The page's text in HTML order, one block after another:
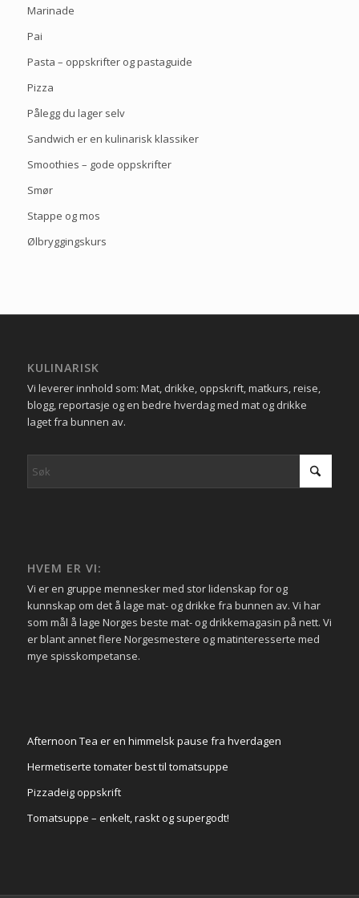
Marinade
Pai
Pasta – oppskrifter og pastaguide
Pizza
Pålegg du lager selv
Sandwich er en kulinarisk klassiker
Smoothies – gode oppskrifter
Smør
Stappe og mos
Ølbryggingskurs
KULINARISK
Vi leverer innhold som: Mat, drikke, oppskrift, matkurs, reise,
blogg, reportasje og en bedre hverdag med mat og drikke
laget fra bunnen av.
HVEM ER VI:
Vi er en gruppe mennesker med stor lidenskap for og
kunnskap om det å lage mat- og drikke fra bunnen av. Vi har
som mål å lage Norges beste mat- og drikkemagasin på nett. Vi
er blant annet flere Norgesmestere og matinteresserte med
mye spisskompetanse.
Afternoon Tea er en himmelsk pause fra hverdagen
Hermetiserte tomater best til tomatsuppe
Pizzadeig oppskrift
Tomatsuppe – enkelt, raskt og supergodt!